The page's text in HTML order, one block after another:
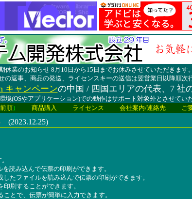
休業のお知らせ 8月10日から15日までお休みさせていただきます。
の返事、商品の発送、ライセンスキーの送信は翌営業日以降順次
キャンペーンの中国 / 四国エリアの代表、7 社
境(OSやアプリケーション)での動作はサポート対象外とさせてい
順） 商品購入 ライセンス 会社案内/連絡先 ご
(2023.12.25)
読み込んで伝票の印刷ができます。
したファイルを読み込んで伝票の印刷ができます。
印刷することができます。
ことで、伝票が簡単に入力できます。